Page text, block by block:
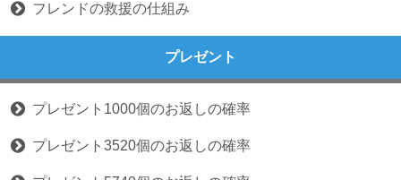
フレンドの救援の仕組み
プレゼント
プレゼント1000個のお返しの確率
プレゼント3520個のお返しの確率